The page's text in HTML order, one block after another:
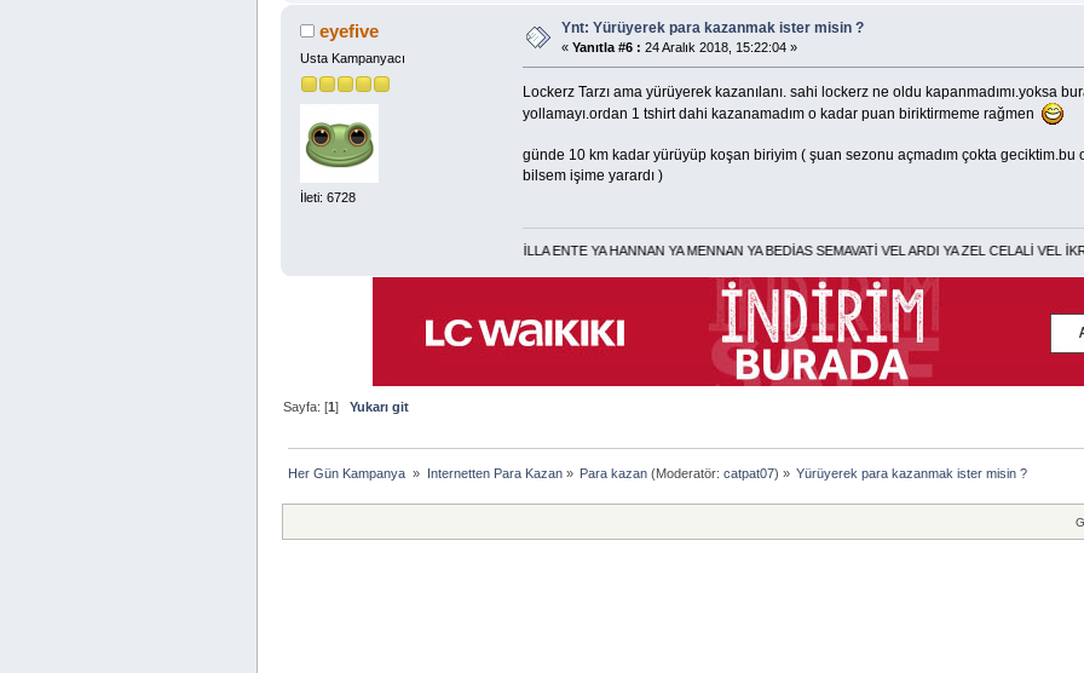
eyefive
Usta Kampanyacı
İleti: 6728
Ynt: Yürüyerek para kazanmak ister misin ?
« Yanıtla #6 : 24 Aralık 2018, 15:22:04 »
Lockerz Tarzı ama yürüyerek kazanılanı. sahi lockerz ne oldu kapanmadımı.yoksa
yollamayı.ordan 1 tshirt dahi kazanamadım o kadar puan biriktirmeme rağmen
günde 10 km kadar yürüyüp koşan biriyim ( şuan sezonu açmadım çokta geciktim.bu
bilsem işime yarardı )
DÜNYA-AHİRET MADDİ-MANEVİ BOL RIZIK İÇİN TESPİH:LA İLAHE İLLA ENTE YA HANNAN YA MENNAN YA BEDİAS SEMAVATİ VEL ARDI YA ZEL CELALİ VEL İKRAM
Sayfa: [1]Yukarı git
Her Gün Kampanya » Internetten Para Kazan» Para kazan(Moderatör: catpat07) » Yürüyerek para kazanmak ister misin ?